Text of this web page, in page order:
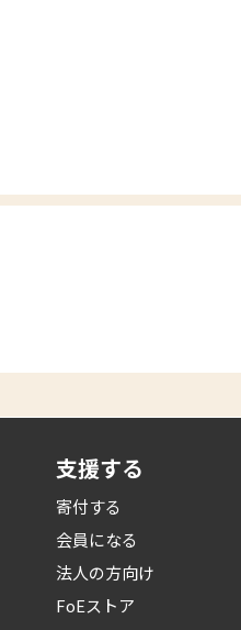
支援する
寄付する
会員になる
法人の方向け
FoEストア